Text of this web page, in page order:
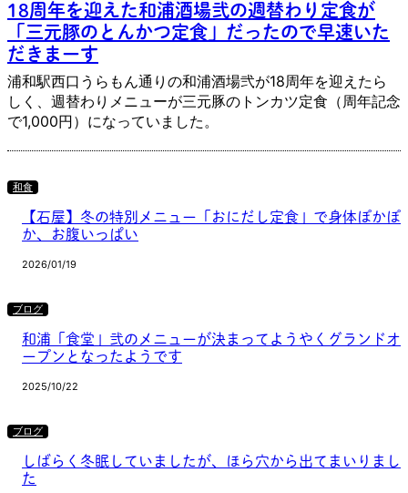
18周年を迎えた和浦酒場弐の週替わり定食が
「三元豚のとんかつ定食」だったので早速いた
だきまーす
浦和駅西口うらもん通りの和浦酒場弐が18周年を迎えたら
しく、週替わりメニューが三元豚のトンカツ定食（周年記念
で1,000円）になっていました。
和食
【石屋】冬の特別メニュー「おにだし定食」で身体ぽかぽ
か、お腹いっぱい
2026/01/19
ブログ
和浦「食堂」弐のメニューが決まってようやくグランドオ
ープンとなったようです
2025/10/22
ブログ
しばらく冬眠していましたが、ほら穴から出てまいりまし
た